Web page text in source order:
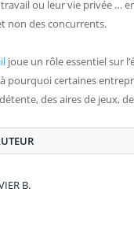
ou leur vie privée …
non des concurrents.
joue un rôle essentiel sur
pourquoi certaines
des aires de jeux,
B.